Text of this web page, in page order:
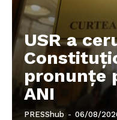
USR a
pronunțe
ANI
PRESShub - 06/08/